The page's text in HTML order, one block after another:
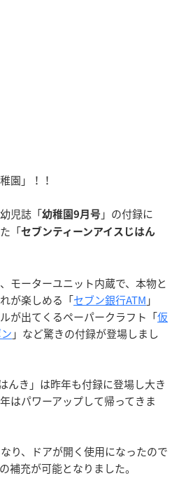
園」！！
児誌「幼稚園9月号 」の付録に
「セブンティーンアイスじはん
モーターユニット内蔵で、本物と
が楽しめる「セブン銀行ATM 」
が出てくるペーパークラフト「仮
」など驚きの付録が登場しまし
んき」は昨年も付録に登場し大き
はパワーアップして帰ってきま
り、ドアが開く使用になったので
補充が可能となりました。